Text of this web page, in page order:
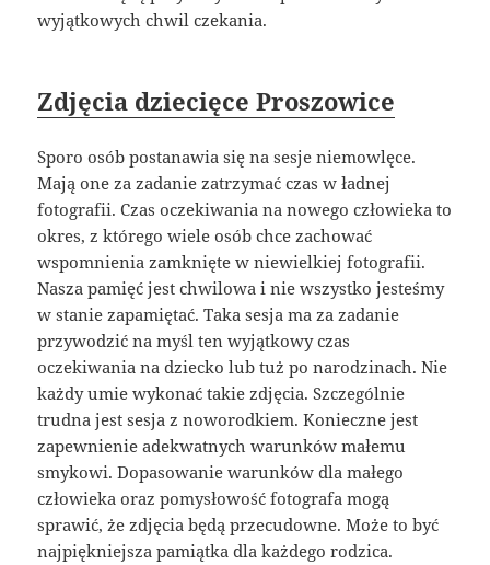
wyjątkowych chwil czekania.
Zdjęcia dziecięce Proszowice
Sporo osób postanawia się na sesje niemowlęce.
Mają one za zadanie zatrzymać czas w ładnej
fotografii. Czas oczekiwania na nowego człowieka to
okres, z którego wiele osób chce zachować
wspomnienia zamknięte w niewielkiej fotografii.
Nasza pamięć jest chwilowa i nie wszystko jesteśmy
w stanie zapamiętać. Taka sesja ma za zadanie
przywodzić na myśl ten wyjątkowy czas
oczekiwania na dziecko lub tuż po narodzinach. Nie
każdy umie wykonać takie zdjęcia. Szczególnie
trudna jest sesja z noworodkiem. Konieczne jest
zapewnienie adekwatnych warunków małemu
smykowi. Dopasowanie warunków dla małego
człowieka oraz pomysłowość fotografa mogą
sprawić, że zdjęcia będą przecudowne. Może to być
najpiękniejsza pamiątka dla każdego rodzica.